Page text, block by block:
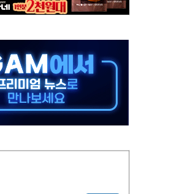
' 22개 과제 손본다
로 목소리 내야"
발견
경전 고조